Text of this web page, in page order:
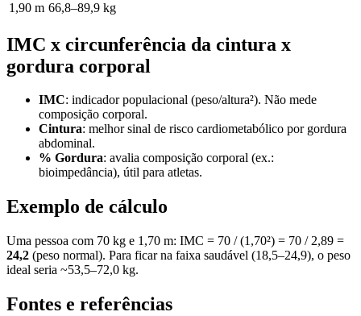
1,90 m 66,8–89,9 kg
IMC x circunferência da cintura x
gordura corporal
IMC: indicador populacional (peso/altura²). Não mede
composição corporal.
Cintura: melhor sinal de risco cardiometabólico por gordura
abdominal.
% Gordura: avalia composição corporal (ex.:
bioimpedância), útil para atletas.
Exemplo de cálculo
Uma pessoa com 70 kg e 1,70 m: IMC = 70 / (1,70²) = 70 / 2,89 =
24,2 (peso normal). Para ficar na faixa saudável (18,5–24,9), o peso
ideal seria ~53,5–72,0 kg.
Fontes e referências